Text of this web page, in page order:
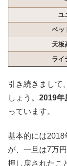
ユ
ベッ
天板
ライ
引き続きまして
しょう。 2019年
っています。
基本的には2018
が、一旦は7万
押し戻されたこ